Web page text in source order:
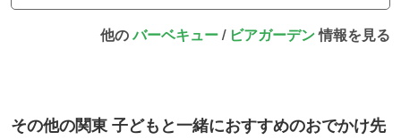
他のバーベキュー/ ビアガーデン情報を見る
その他の関東 子どもと一緒におすすめのおでかけ先